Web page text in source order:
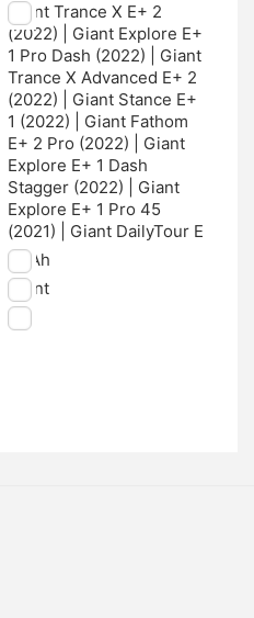
Giant Trance X E+ 2
(2022) | Giant Explore E+
1 Pro Dash (2022) | Giant
Trance X Advanced E+ 2
(2022) | Giant Stance E+
1 (2022) | Giant Fathom
E+ 2 Pro (2022) | Giant
Explore E+ 1 Dash
Stagger (2022) | Giant
Explore E+ 1 Pro 45
(2021) | Giant DailyTour E
17 Ah
Giant
nvt